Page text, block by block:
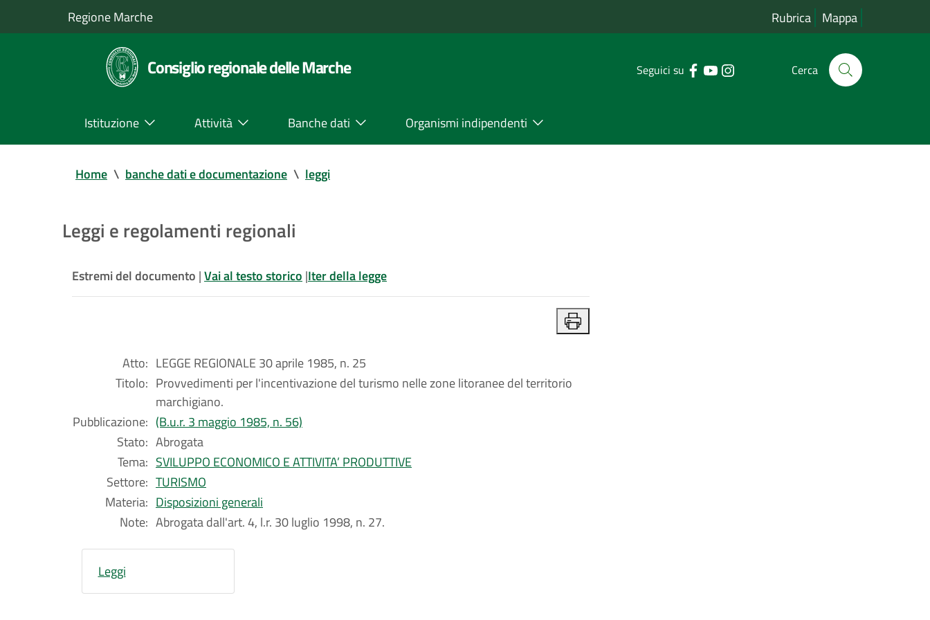
Regione Marche Rubrica Mappa
Consiglio regionale delle Marche Seguici su Cerca
Istituzione Attività Banche dati Organismi indipendenti
Home \ banche dati e documentazione \ leggi
Leggi e regolamenti regionali
Estremi del documento |Vai al testo storico |Iter della legge
Atto: LEGGE REGIONALE 30 aprile 1985, n. 25
Titolo: Provvedimenti per l'incentivazione del turismo nelle zone litoranee del territorio
marchigiano.
Pubblicazione: (B.u.r. 3 maggio 1985, n. 56)
Stato: Abrogata
Tema: SVILUPPO ECONOMICO E ATTIVITA’ PRODUTTIVE
Settore: TURISMO
Materia: Disposizioni generali
Note: Abrogata dall'art. 4, l.r. 30 luglio 1998, n. 27.
Leggi